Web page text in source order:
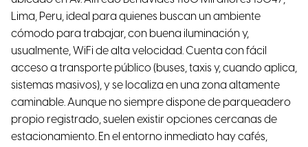
Lima, Peru, ideal para quienes buscan un ambiente
cómodo para trabajar, con buena iluminación y,
usualmente, WiFi de alta velocidad. Cuenta con fácil
acceso a transporte público (buses, taxis y, cuando aplica,
sistemas masivos), y se localiza en una zona altamente
caminable. Aunque no siempre dispone de parqueadero
propio registrado, suelen existir opciones cercanas de
estacionamiento. En el entorno inmediato hay cafés,